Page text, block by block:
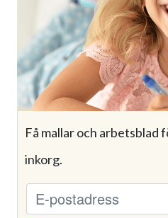
Få mallar och arbetsblad
inkorg.